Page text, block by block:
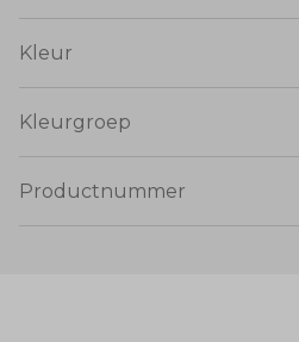
Kleur
Kleurgroep
Productnummer